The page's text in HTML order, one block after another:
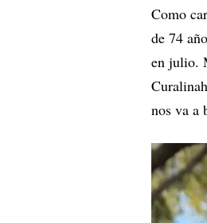
Como
de 74
en julio.
nos va a